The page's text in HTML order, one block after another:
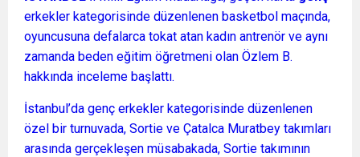
erkekler kategorisinde düzenlenen basketbol maçında,
oyuncusuna defalarca tokat atan kadın antrenör ve aynı
zamanda beden eğitim öğretmeni olan Özlem B.
hakkında inceleme başlattı.
İstanbul’da genç erkekler kategorisinde düzenlenen
özel bir turnuvada, Sortie ve Çatalca Muratbey takımları
arasında gerçekleşen müsabakada, Sortie takımının